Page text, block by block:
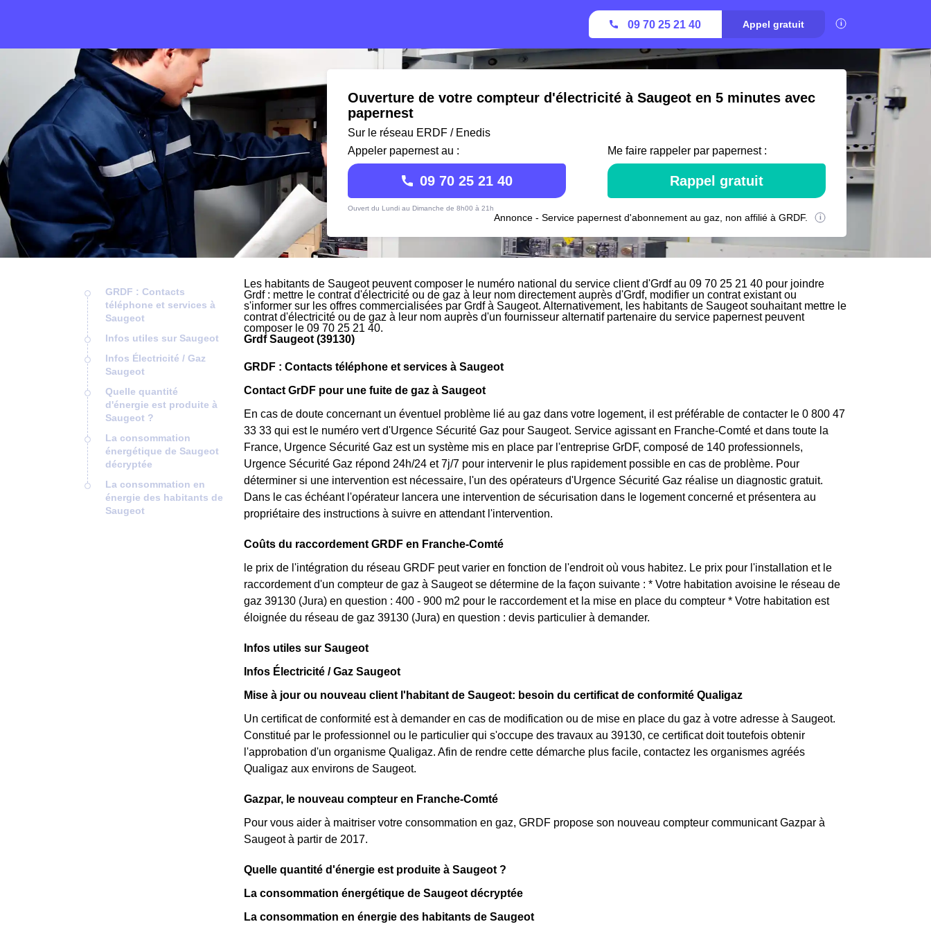
09 70 25 21 40 Appel gratuit
Ouverture de votre compteur d'électricité à Saugeot en 5 minutes avec
papernest
Sur le réseau ERDF / Enedis
Appeler papernest au :
09 70 25 21 40
Ouvert du Lundi au Dimanche de 8h00 à 21h
Me faire rappeler par papernest :
Rappel gratuit
Annonce - Service papernest d'abonnement au gaz, non affilié à GRDF.
GRDF : Contacts
téléphone et services à
Saugeot
Infos utiles sur Saugeot
Infos Électricité / Gaz
Saugeot
Quelle quantité
d'énergie est produite à
Saugeot ?
La consommation
énergétique de Saugeot
décryptée
La consommation en
énergie des habitants de
Saugeot
Les habitants de Saugeot peuvent composer le numéro national du service client d'Grdf au 09 70 25 21 40 pour joindre
Grdf : mettre le contrat d'électricité ou de gaz à leur nom directement auprès d'Grdf, modifier un contrat existant ou
s'informer sur les offres commercialisées par Grdf à Saugeot. Alternativement, les habitants de Saugeot souhaitant mettre le
contrat d'électricité ou de gaz à leur nom auprès d'un fournisseur alternatif partenaire du service papernest peuvent
composer le 09 70 25 21 40.
Grdf Saugeot (39130)
GRDF : Contacts téléphone et services à Saugeot
Contact GrDF pour une fuite de gaz à Saugeot
En cas de doute concernant un éventuel problème lié au gaz dans votre logement, il est préférable de contacter le 0 800 47
33 33 qui est le numéro vert d'Urgence Sécurité Gaz pour Saugeot. Service agissant en Franche-Comté et dans toute la
France, Urgence Sécurité Gaz est un système mis en place par l'entreprise GrDF, composé de 140 professionnels,
Urgence Sécurité Gaz répond 24h/24 et 7j/7 pour intervenir le plus rapidement possible en cas de problème. Pour
déterminer si une intervention est nécessaire, l'un des opérateurs d'Urgence Sécurité Gaz réalise un diagnostic gratuit.
Dans le cas échéant l'opérateur lancera une intervention de sécurisation dans le logement concerné et présentera au
propriétaire des instructions à suivre en attendant l'intervention.
Coûts du raccordement GRDF en Franche-Comté
le prix de l'intégration du réseau GRDF peut varier en fonction de l'endroit où vous habitez. Le prix pour l'installation et le
raccordement d'un compteur de gaz à Saugeot se détermine de la façon suivante : * Votre habitation avoisine le réseau de
gaz 39130 (Jura) en question : 400 - 900 m2 pour le raccordement et la mise en place du compteur * Votre habitation est
éloignée du réseau de gaz 39130 (Jura) en question : devis particulier à demander.
Infos utiles sur Saugeot
Infos Électricité / Gaz Saugeot
Mise à jour ou nouveau client l'habitant de Saugeot: besoin du certificat de conformité Qualigaz
Un certificat de conformité est à demander en cas de modification ou de mise en place du gaz à votre adresse à Saugeot.
Constitué par le professionnel ou le particulier qui s'occupe des travaux au 39130, ce certificat doit toutefois obtenir
l'approbation d'un organisme Qualigaz. Afin de rendre cette démarche plus facile, contactez les organismes agréés
Qualigaz aux environs de Saugeot.
Gazpar, le nouveau compteur en Franche-Comté
Pour vous aider à maitriser votre consommation en gaz, GRDF propose son nouveau compteur communicant Gazpar à
Saugeot à partir de 2017.
Quelle quantité d'énergie est produite à Saugeot ?
La consommation énergétique de Saugeot décryptée
La consommation en énergie des habitants de Saugeot